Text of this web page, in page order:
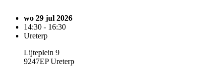
wo 29 jul 2026
14:30 - 16:30
Ureterp
Lijteplein 9
9247EP Ureterp